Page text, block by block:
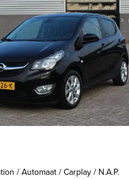
/ Automaat / Carplay / N.A.P.